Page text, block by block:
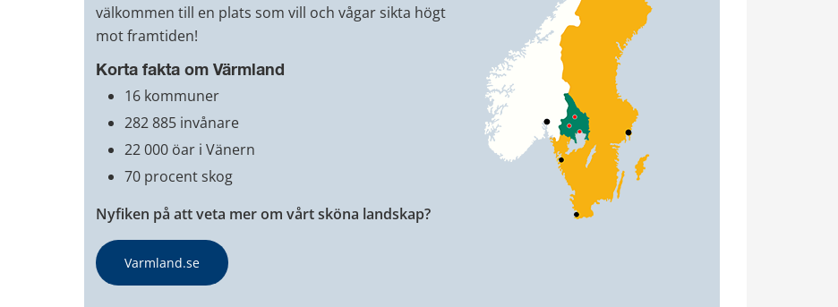
välkommen till en plats som vill och vågar sikta högt
mot framtiden!
Korta fakta om Värmland
16 kommuner
282 885 invånare
22 000 öar i Vänern
70 procent skog
Nyfiken på att veta mer om vårt sköna landskap?
Varmland.se